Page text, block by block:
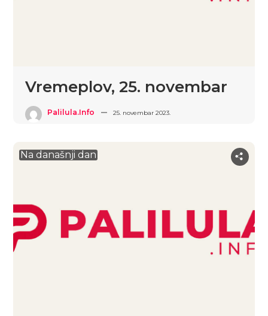
Vremeplov, 25. novembar
Palilula.info 25. novembar 2023.
Na današnji dan